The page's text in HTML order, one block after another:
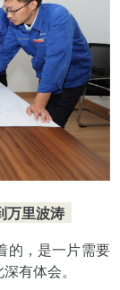
万里波涛
的，是一片需要
有体会。